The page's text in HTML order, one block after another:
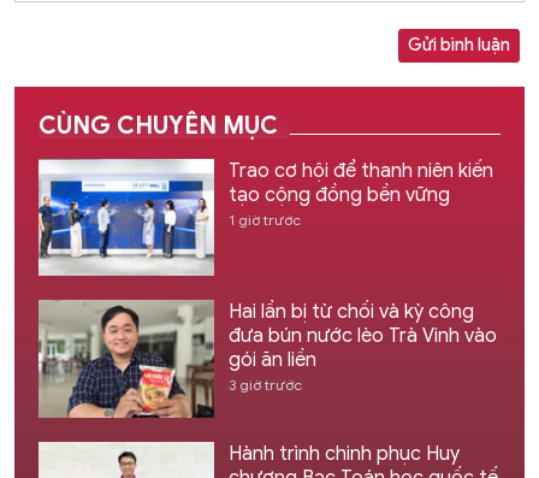
Gửi bình luận
CÙNG CHUYÊN MỤC
Trao cơ hội để thanh niên kiến
tạo cộng đồng bền vững
1 giờ trước
Hai lần bị từ chối và kỳ công
đưa bún nước lèo Trà Vinh vào
gói ăn liền
3 giờ trước
Hành trình chinh phục Huy